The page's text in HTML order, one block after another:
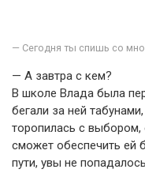
— Сегодня ты спишь со
— А завтра с кем?
В школе Влада была
бегали за ней
торопилась с выбором,
сможет обеспечить ей
пути, увы не